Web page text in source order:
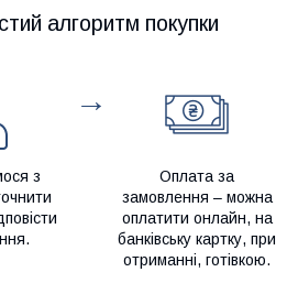
алгоритм покупки
з
→
Оплата за
замовлення – можна
оплатити онлайн, на
банківську картку, при
отриманні, готівкою.